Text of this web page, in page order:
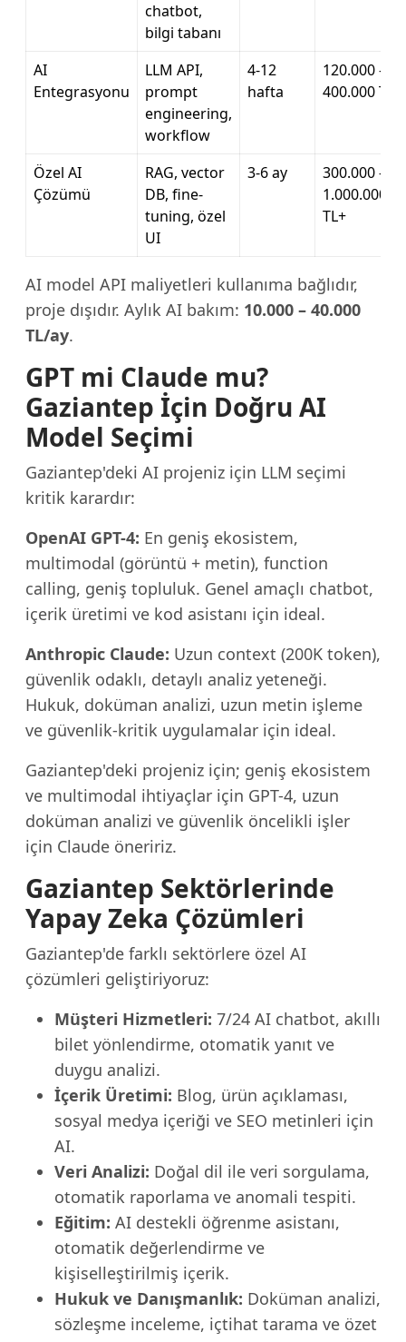
chatbot,
bilgi tabanı
AI
Entegrasyonu
LLM API,
prompt
engineering,
workflow
4-12
hafta
120.000 –
400.000 TL
Özel AI
Çözümü
RAG, vector
DB, fine-
tuning, özel
UI
3-6 ay
300.000 –
1.000.000
TL+
AI model API maliyetleri kullanıma bağlıdır,
proje dışıdır. Aylık AI bakım: 10.000 – 40.000
TL/ay.
GPT mi Claude mu?
Gaziantep İçin Doğru AI
Model Seçimi
Gaziantep'deki AI projeniz için LLM seçimi
kritik karardır:
OpenAI GPT-4: En geniş ekosistem,
multimodal (görüntü + metin), function
calling, geniş topluluk. Genel amaçlı chatbot,
içerik üretimi ve kod asistanı için ideal.
Anthropic Claude: Uzun context (200K token),
güvenlik odaklı, detaylı analiz yeteneği.
Hukuk, doküman analizi, uzun metin işleme
ve güvenlik-kritik uygulamalar için ideal.
Gaziantep'deki projeniz için; geniş ekosistem
ve multimodal ihtiyaçlar için GPT-4, uzun
doküman analizi ve güvenlik öncelikli işler
için Claude öneririz.
Gaziantep Sektörlerinde
Yapay Zeka Çözümleri
Gaziantep'de farklı sektörlere özel AI
çözümleri geliştiriyoruz:
Müşteri Hizmetleri: 7/24 AI chatbot, akıllı
bilet yönlendirme, otomatik yanıt ve
duygu analizi.
İçerik Üretimi: Blog, ürün açıklaması,
sosyal medya içeriği ve SEO metinleri için
AI.
Veri Analizi: Doğal dil ile veri sorgulama,
otomatik raporlama ve anomali tespiti.
Eğitim: AI destekli öğrenme asistanı,
otomatik değerlendirme ve
kişiselleştirilmiş içerik.
Hukuk ve Danışmanlık: Doküman analizi,
sözleşme inceleme, içtihat tarama ve özet